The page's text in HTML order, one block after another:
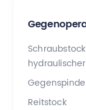
Reitstock